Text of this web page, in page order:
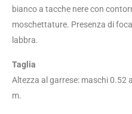
bianco a tacche nere con
moschettature. Presenza di
labbra.
Taglia
Altezza al garrese: maschi 0.52
m.